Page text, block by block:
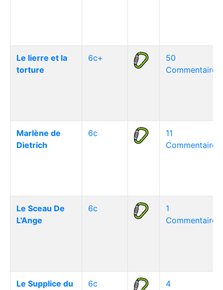
Le lierre et la
torture
6c+
50
Marlène de
Dietrich
6c
11
Le Sceau De
L'Ange
6c
1
Le Supplice du
6c
4